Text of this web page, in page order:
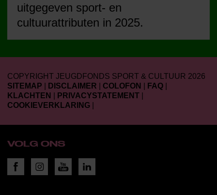
uitgegeven sport- en
cultuurattributen in 2025.
COPYRIGHT JEUGDFONDS SPORT & CULTUUR 2026
SITEMAP
DISCLAIMER COLOFON FAQ
KLACHTEN
PRIVACYSTATEMENT
COOKIEVERKLARING
VOLG ONS